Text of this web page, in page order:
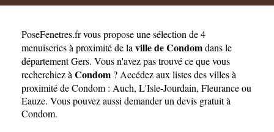
PoseFenetres.frvous propose une sélection de 4
menuiseries à proximité de la ville de Condomdans le
départementGers. Vous n'avez pas trouvé ce que vous
recherchiez à Condom ? Accédez aux listes des villes à
proximité de Condom : Auch, L'Isle-Jourdain, Fleuranceou
Eauze. Vous pouvez aussi demander un devis gratuit à
Condom.